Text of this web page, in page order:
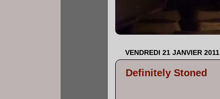
VENDREDI 21 JANVIER 2011
Definitely Stoned